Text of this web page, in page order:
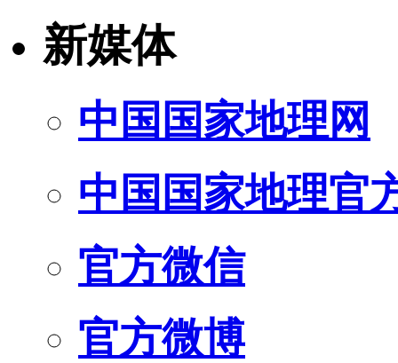
新媒体
中国国家地理网
中国国家地理官
官方微信
官方微博